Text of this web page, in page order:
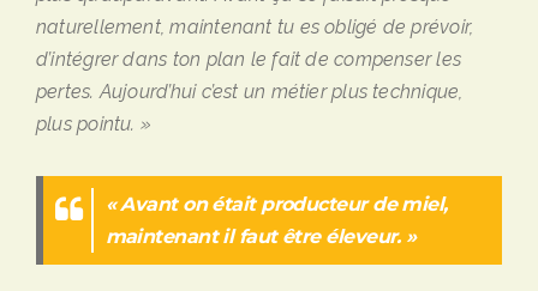
naturellement, maintenant tu es obligé de prévoir,
d’intégrer dans ton plan le fait de compenser les
pertes. Aujourd’hui c’est un métier plus technique,
plus pointu. »
« Avant on était producteur de miel,
maintenant il faut être éleveur. »